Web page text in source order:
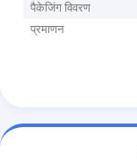
पैकेजिंग विवरण
प्रमाणन